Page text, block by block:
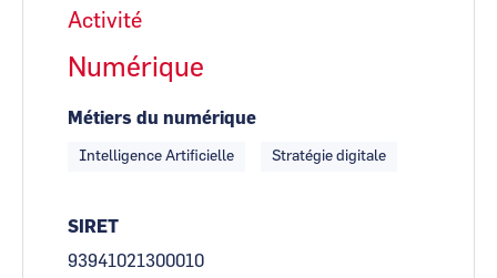
Activité
Numérique
Métiers du numérique
Intelligence Artificielle Stratégie digitale
SIRET
93941021300010